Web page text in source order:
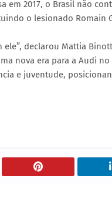
em 2017, o Brasil não
o lesionado
ele”, declarou Mattia
nova era para a Audi
e juventude,